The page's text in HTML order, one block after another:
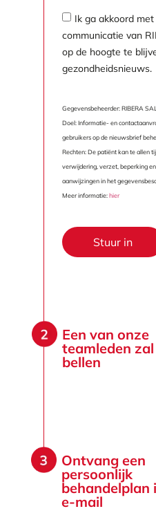
Ik ga akkoord
communicatie van
op de hoogte te
gezondheidsnieuws.
Gegevensbeheerder: RIBERA
Doel: Informatie- en
gebruikers op de nieuwsbrief
Rechten: De patiënt kan te allen
verwijdering, verzet, beperking
aanwijzingen in het
Meer informatie:hier
Stuur in
Een van onze
teamleden zal
bellen
Ontvang een
persoonlijk
behandelplan
e-mail